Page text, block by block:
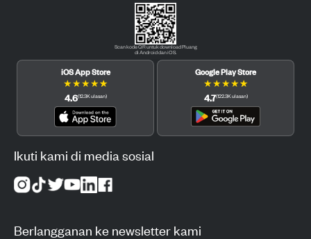
Scan kode QR untuk download Pluang
di Android dan iOS.
iOS App Store
★★★★★
4.6(12.3Kulasan)
Google Play Store
★★★★★
4.7(122.3Kulasan)
Ikuti kami di media sosial
Berlangganan ke newsletter kami